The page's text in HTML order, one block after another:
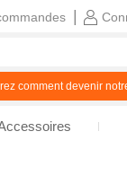
comment devenir